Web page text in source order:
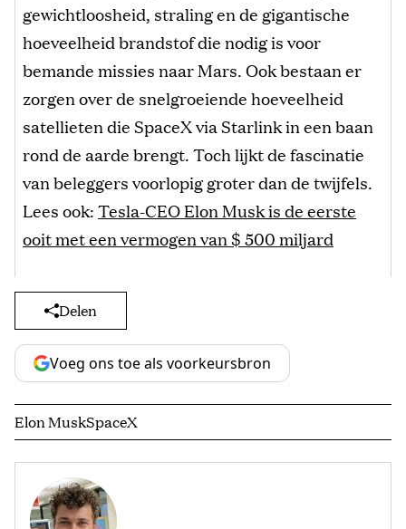
gewichtloosheid, straling en de gigantische
hoeveelheid brandstof die nodig is voor
bemande missies naar Mars. Ook bestaan er
zorgen over de snelgroeiende hoeveelheid
satellieten die SpaceX via Starlink in een baan
rond de aarde brengt. Toch lijkt de fascinatie
van beleggers voorlopig groter dan de twijfels.
Lees ook:Tesla-CEO Elon Musk is de eerste
ooit met een vermogen van $ 500 miljard
Delen
Voeg ons toe als voorkeursbron
Elon MuskSpaceX